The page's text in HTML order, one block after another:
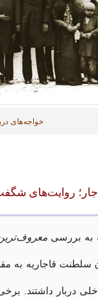
خواجه‌های
روایت‌های
به بررسی معروف‌ترین
سلطنت قاجاریه به
دربار داشتند.